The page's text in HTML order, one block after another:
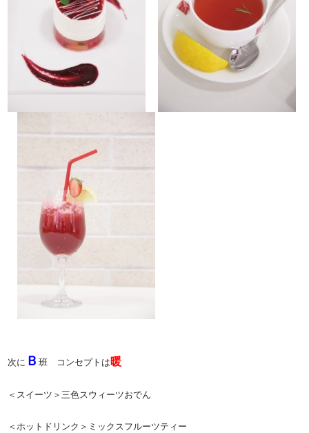
次に Ｂ班 コンセプトは暖
＜スイーツ＞三色スウィーツおでん
＜ホットドリンク＞ミックスフルーツティー